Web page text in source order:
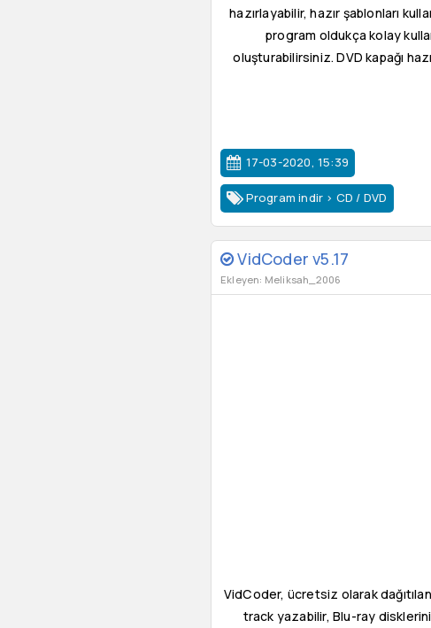
hazırlayabilir, hazır şablonları
program oldukça kolay
oluşturabilirsiniz. DVD kapağı
17-03-2020, 15:39
Program indir > CD / DVD
VidCoder v5.17
Ekleyen: Meliksah_2006
VidCoder, ücretsiz olarak
track yazabilir, Blu-ray